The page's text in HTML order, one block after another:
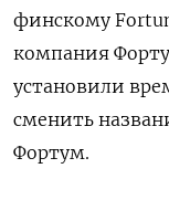
финскому
компания
установили
сменить
Фортум.